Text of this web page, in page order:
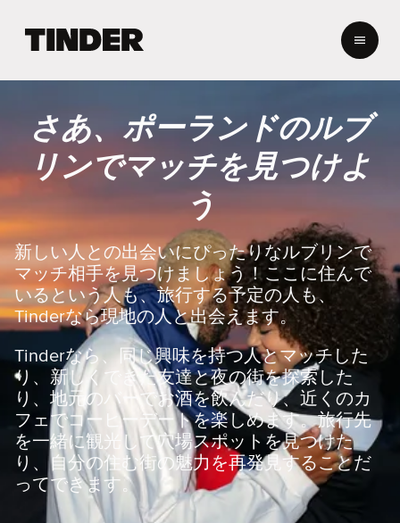
e
r
ー
ジ
さあ、ポーランドのルブ
リンでマッチを見つけよ
う
新しい人との出会いにぴったりなルブリンで
マッチ相手を見つけましょう！ここに住んで
いるという人も、旅行する予定の人も、
Tinderなら現地の人と出会えます。
Tinderなら、同じ興味を持つ人とマッチした
り、新しくできた友達と夜の街を探索した
り、地元のバーでお酒を飲んだり、近くのカ
フェでコーヒーデートを楽しめます。旅行先
を一緒に観光して穴場スポットを見つけた
り、自分の住む街の魅力を再発見することだ
ってできます。